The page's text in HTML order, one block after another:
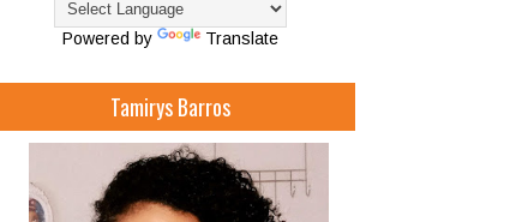
Powered by Translate
Tamirys Barros